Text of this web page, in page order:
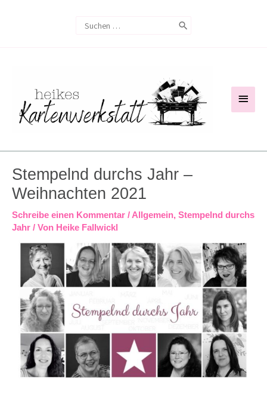
Search
for:
Stempelnd durchs Jahr –
Weihnachten 2021
Schreibe einen Kommentar / Allgemein, Stempelnd durchs
Jahr / Von Heike Fallwickl